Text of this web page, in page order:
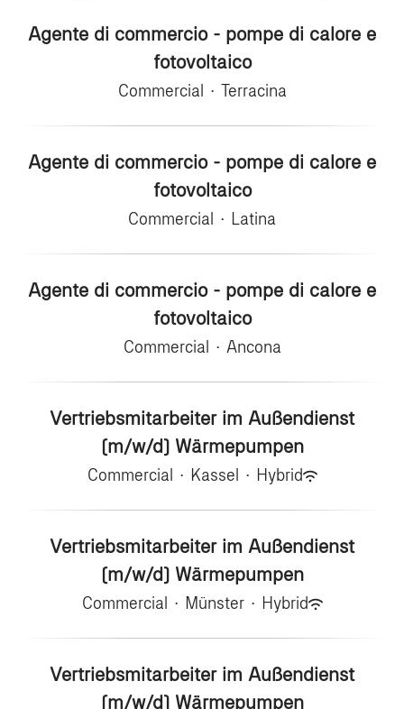
Agente di commercio - pompe di calore e
fotovoltaico
Commercial · Terracina
Agente di commercio - pompe di calore e
fotovoltaico
Commercial · Latina
Agente di commercio - pompe di calore e
fotovoltaico
Commercial · Ancona
Vertriebsmitarbeiter im Außendienst
(m/w/d) Wärmepumpen
Commercial · Kassel · Hybrid
Vertriebsmitarbeiter im Außendienst
(m/w/d) Wärmepumpen
Commercial · Münster · Hybrid
Vertriebsmitarbeiter im Außendienst
(m/w/d) Wärmepumpen